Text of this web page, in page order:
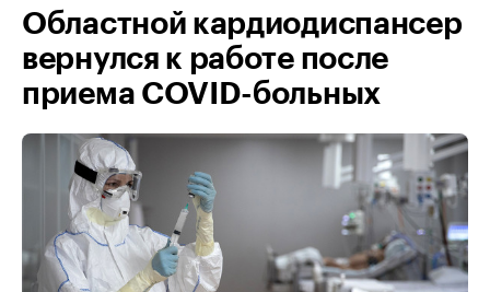
Областной кардиодиспансер
вернулся к работе после
приема COVID-больных